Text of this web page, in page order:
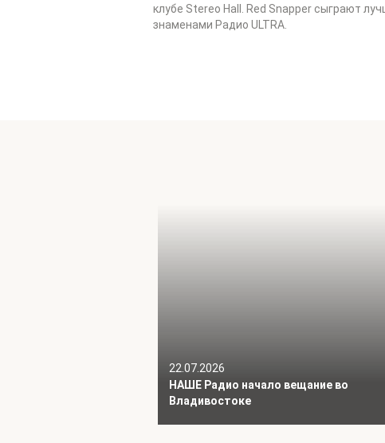
клубе Stereo Hall. Red Snapper сыграют
знаменами Радио ULTRA.
22.07.2026
НАШЕ Радио начало вещание во
Владивостоке